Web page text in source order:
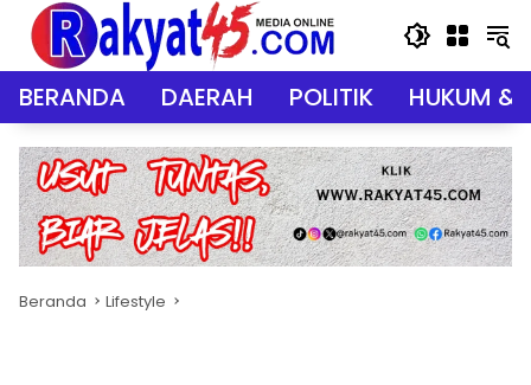
Langsung
konten
BERANDA DAERAH POLITIK HUKUM &
Beranda Lifestyle